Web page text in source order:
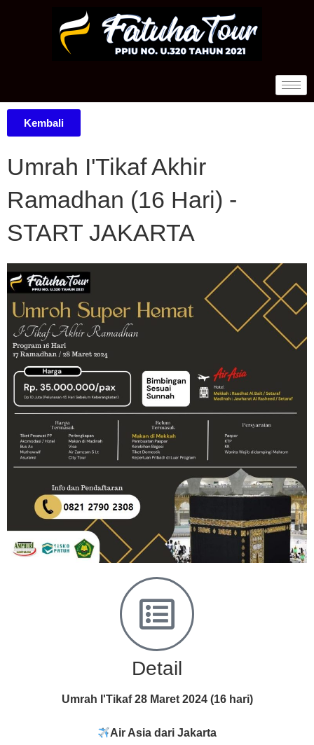
Kembali
Umrah I'Tikaf Akhir
Ramadhan (16 Hari) -
START JAKARTA
Detail
Umrah I'Tikaf 28 Maret 2024 (16 hari)
Air Asia dari Jakarta